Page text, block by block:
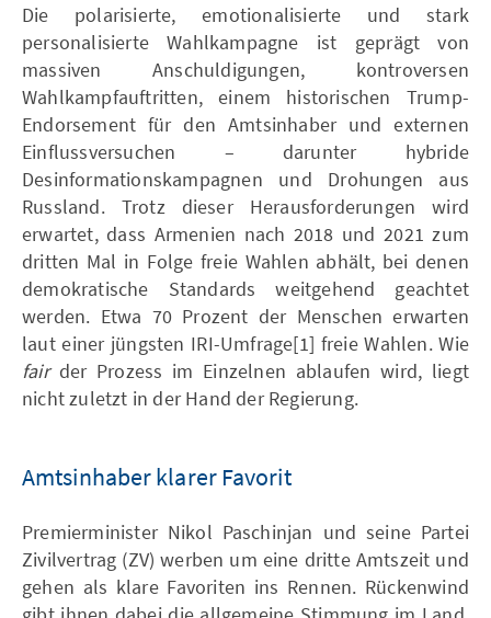
Die polarisierte, emotionalisierte und stark
personalisierte Wahlkampagne ist geprägt von
massiven Anschuldigungen, kontroversen
Wahlkampfauftritten, einem historischen Trump-
Endorsement für den Amtsinhaber und externen
Einflussversuchen – darunter hybride
Desinformationskampagnen und Drohungen aus
Russland. Trotz dieser Herausforderungen wird
erwartet, dass Armenien nach 2018 und 2021 zum
dritten Mal in Folge freie Wahlen abhält, bei denen
demokratische Standards weitgehend geachtet
werden. Etwa 70 Prozent der Menschen erwarten
laut einer jüngsten IRI-Umfrage[1] freie Wahlen. Wie
fair der Prozess im Einzelnen ablaufen wird, liegt
nicht zuletzt in der Hand der Regierung.
Amtsinhaber klarer Favorit
Premierminister Nikol Paschinjan und seine Partei
Zivilvertrag (ZV) werben um eine dritte Amtszeit und
gehen als klare Favoriten ins Rennen. Rückenwind